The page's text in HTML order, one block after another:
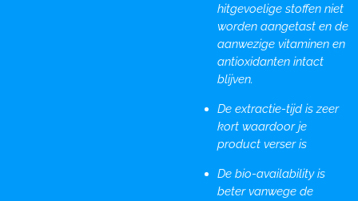
hitgevoelige stoffen niet
worden aangetast en de
aanwezige vitaminen en
antioxidanten intact
blijven.
De extractie-tijd is zeer
kort waardoor je
product verser is
De bio-availability is
beter vanwege de